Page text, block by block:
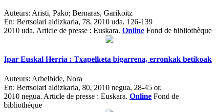
Auteurs: Aristi, Pako; Bernaras, Garikoitz
En: Bertsolari aldizkaria, 78, 2010 uda, 126-139
2010 uda. Article de presse : Euskara. Online Fond de bibliothèque
Ipar Euskal Herria : Txapelketa bigarrena, erronkak betikoak
Auteurs: Arbelbide, Nora
En: Bertsolari aldizkaria, 80, 2010 negua, 28-45 or.
2010 negua. Article de presse : Euskara. Online Fond de
bibliothèque